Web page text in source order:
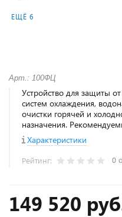
ЕЩЁ 6
Арт.: 100ФЦ
Устройство для защиты
систем охлаждения,
очистки горячей и
назначения.
Характеристики
Рейтинг: 0
149 520